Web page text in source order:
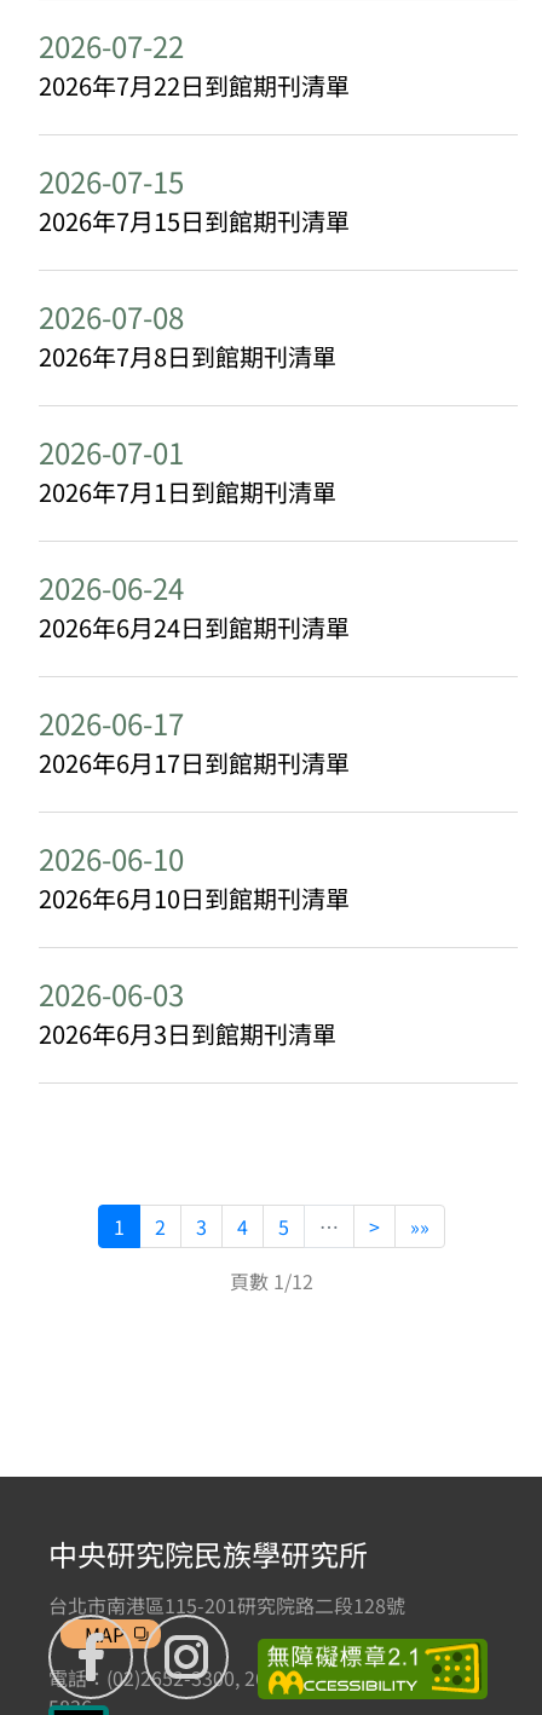
2026-07-22
2026年7月22日到館期刊清單
2026-07-15
2026年7月15日到館期刊清單
2026-07-08
2026年7月8日到館期刊清單
2026-07-01
2026年7月1日到館期刊清單
2026-06-24
2026年6月24日到館期刊清單
2026-06-17
2026年6月17日到館期刊清單
2026-06-10
2026年6月10日到館期刊清單
2026-06-03
2026年6月3日到館期刊清單
1 2 3 4 5 … >
»»
頁數 1/12
中央研究院民族學研究所
台北市南港區115-201研究院路二段128號
MAP
電話：(02)2652-3300, 2652-3301 傳真：(02)2785-
5836